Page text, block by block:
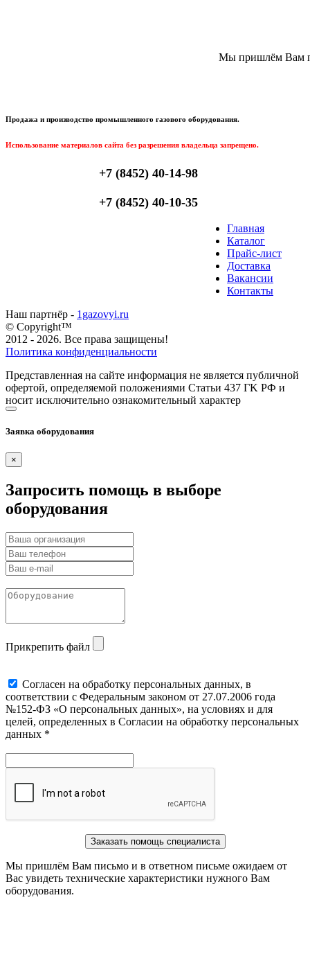
Мы пришлём Вам
Продажа и производство промышленного газового оборудования.
Использование материалов сайта без разрешения владельца запрещено.
+7 (8452) 40-14-98
+7 (8452) 40-10-35
Главная
Каталог
Прайс-лист
Доставка
Вакансии
Контакты
Наш партнёр - 1gazovyi.ru
© Copyright™
2012 - 2026. Все права защищены!
Политика конфиденциальности
Представленная на сайте информация не является публичной
офертой, определяемой положениями Статьи 437 ГK РФ и
носит исключительно ознакомительный характер
Заявка оборудования
×
Запросить помощь в выборе
оборудования
Прикрепить файл
Cогласен на обработку персональных данных, в
соответствии с Федеральным законом от 27.07.2006 года
№152-ФЗ «О персональных данных», на условиях и для
целей, определенных в Согласии на обработку персональных
данных *
Заказать помощь специалиста
Мы пришлём Вам письмо и в ответном письме ожидаем от
Вас увидеть технические характеристики нужного Вам
оборудования.